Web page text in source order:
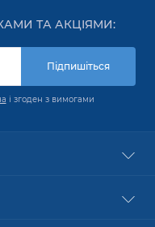
ТА АКЦІЯМИ:
Підпишіться
і згоден з вимогами